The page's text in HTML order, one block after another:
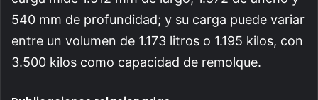
540 mm de profundidad; y su carga puede variar
entre un volumen de 1.173 litros o 1.195 kilos, con
3.500 kilos como capacidad de remolque.